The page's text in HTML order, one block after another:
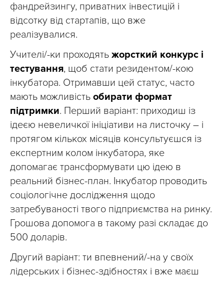
фандрейзингу, приватних інвестицій і
відсотку від стартапів, що вже
реалізувалися.
Учителі/-ки проходять жорсткий конкурс і
тестування, щоб стати резидентом/-кою
інкубатора. Отримавши цей статус, часто
мають можливість обирати формат
підтримки. Перший варіант: приходиш із
ідеєю невеличкої ініціативи на листочку – і
протягом кількох місяців консультуєшся із
експертним колом інкубатора, яке
допомагає трансформувати цю ідею в
реальний бізнес-план. Інкубатор проводить
соціологічне дослідження щодо
затребуваності твого підприємства на ринку.
Грошова допомога в такому разі складає до
500 доларів.
Другий варіант: ти впевнений/-на у своїх
лідерських і бізнес-здібностях і вже маєш